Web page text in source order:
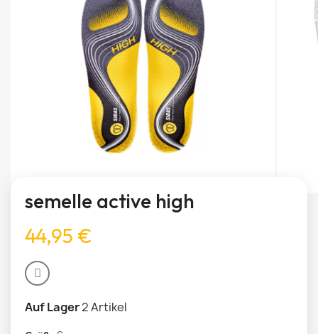
semelle active high
44,95 €
Auf Lager2 Artikel